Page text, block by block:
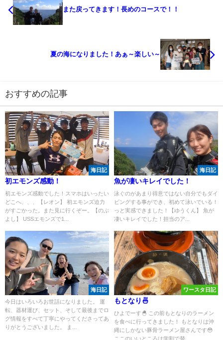
また戻ってきます！長めのコースで！！
夏の海になりました！あぁ～楽しい～
おすすめの記事
海日記
初エモンズ感動！
初エモンズ感動でした！スマホはいったい
どこへ、、、【レオン】 初エモンズ迫力
がすごかった。また見に行くぞー。【のぶ
よし】 USSエモンズで1...
海日記
魚が凄いキレイでした！
泳ぐのがあまり得意ではない自分でもダイ
ビングする事ができ、初めて泳いでいる！
っと実感できました！【ゆうくん】 魚が
凄いキレイでした！担当のア...
海日記
今日はいろいろお世話になりました。 運
転、器材運び、セット、そして最後までロ
グ情報をすべて丁寧にやってくださってあ
りがとうございました。 ま...
ワースタ日記
もとなり🍜
ひよでーす🐣 この前もとなりのラーメン
を食べに行ってきました！ もとなりは沖
縄にしかない豚骨ラーメン屋さんです😳
ここのいいところは学割で替...